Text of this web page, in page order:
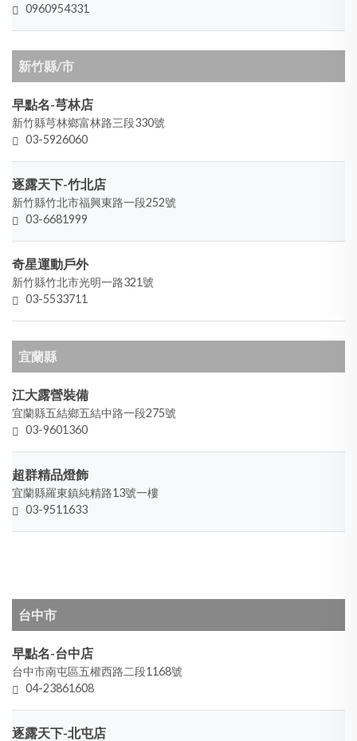
0960954331
新竹縣/市
早點名-芎林店
新竹縣芎林鄉富林路三段330號
03-5926060
逐露天下-竹北店
新竹縣竹北市福興東路一段252號
03-6681999
奇星運動戶外
新竹縣竹北市光明一路321號
03-5533711
宜蘭縣
江大露營裝備
宜蘭縣五結鄉五結中路一段275號
03-9601360
超群精品燈飾
宜蘭縣羅東鎮純精路13號一樓
03-9511633
台中市
早點名-台中店
台中市南屯區五權西路二段1168號
04-23861608
逐露天下-北屯店